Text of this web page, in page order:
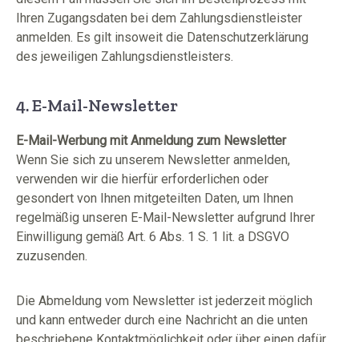
Ihren Zugangsdaten bei dem Zahlungsdienstleister
anmelden. Es gilt insoweit die Datenschutzerklärung
des jeweiligen Zahlungsdienstleisters.
4. E-Mail-Newsletter
E-Mail-Werbung mit Anmeldung zum Newsletter
Wenn Sie sich zu unserem Newsletter anmelden,
verwenden wir die hierfür erforderlichen oder
gesondert von Ihnen mitgeteilten Daten, um Ihnen
regelmäßig unseren E-Mail-Newsletter aufgrund Ihrer
Einwilligung gemäß Art. 6 Abs. 1 S. 1 lit. a DSGVO
zuzusenden.
Die Abmeldung vom Newsletter ist jederzeit möglich
und kann entweder durch eine Nachricht an die unten